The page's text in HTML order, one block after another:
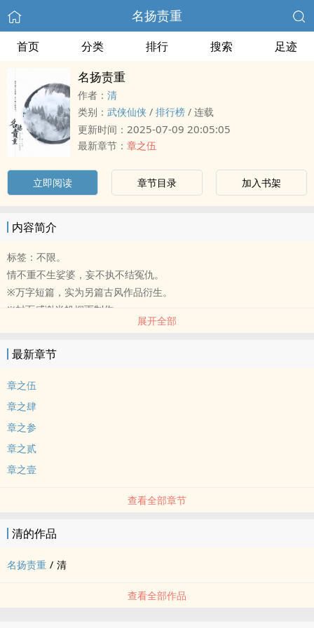
名扬责重
首页 分类 排行 搜索 足迹
名扬责重
作者： 清
类别： 武侠仙侠 / 排行榜 / 连载
更新时间： 2025-07-09 20:05:05
最新章节： 章之伍
立即阅读 章节目录 加入书架
内容简介
标签：不限。
情不重不生娑婆，妄不执不结冤仇。
※万字短篇，实为另篇古风作品衍生。
※封面感谢半帆烟雨制作。
展开全部
最新章节
章之伍
章之肆
章之参
章之贰
章之壹
查看全部章节
清的作品
名扬责重 / 清
查看全部作品